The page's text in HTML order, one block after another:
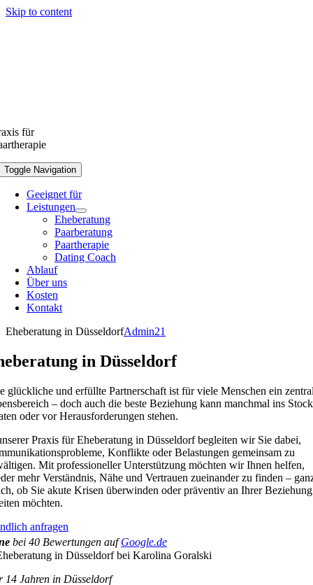
Skip to content
für
Toggle Navigation
Geeignet für
Leistungen
Eheberatung
Paarberatung
Paartherapie
Dating Coach
Ablauf
Über uns
Kosten
Kontakt
Eheberatung in DüsseldorfAdmin21
in Düsseldorf
glückliche und erfüllte Partnerschaft ist für viele Menschen ein
– doch auch die beste Beziehung kann manchmal ins
oder vor Herausforderungen stehen.
Praxis für Eheberatung in Düsseldorf begleiten wir Sie dabei,
Konflikte oder Belastungen gemeinsam zu
Mit professioneller Unterstützung möchten wir Ihnen helfen,
mehr Verständnis, Nähe und Vertrauen zueinander zu finden –
ob Sie akute Krisen überwinden oder präventiv an Ihrer Beziehung
möchten.
anfragen
bei 40 Bewertungen aufGoogle.de
14 Jahren in Düsseldorf